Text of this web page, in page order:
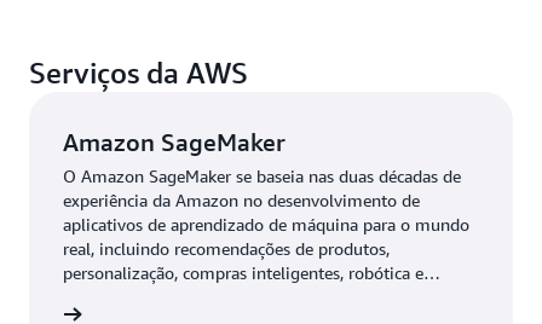
usar técnicas avançadas de engenharia imediata que
excluíram a necessidade de treinar ou ajustar
custo da solução em mais de 50%.
Todo o processo de desenvolvimento com a AWS foi
baseado no princípio de personalizar o uso da IA
generativa de acordo com as necessidades do Gimba,
especificamente as da equipe de registro. Criamos uma
plataforma on-line com uma única interface fácil de usar
Serviços da AWS
Amazon SageMaker
O Amazon SageMaker se baseia nas duas décadas de
experiência da Amazon no desenvolvimento de
aplicativos de aprendizado de máquina para o mundo
real, incluindo recomendações de produtos,
personalização, compras inteligentes, robótica e